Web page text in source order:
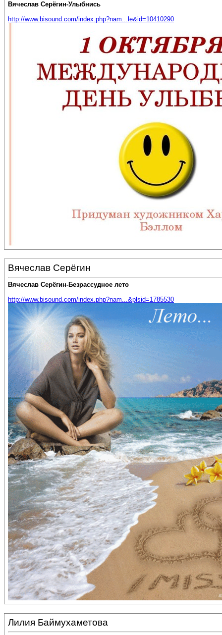
Вячеслав Серёгин-Улыбнись
http://www.bisound.com/index.php?nam...le&id=10410290
Вячеслав Серёгин
Вячеслав Серёгин-Безрассудное лето
http://www.bisound.com/index.php?nam...&plsid=1785530
Лилия Баймухаметова